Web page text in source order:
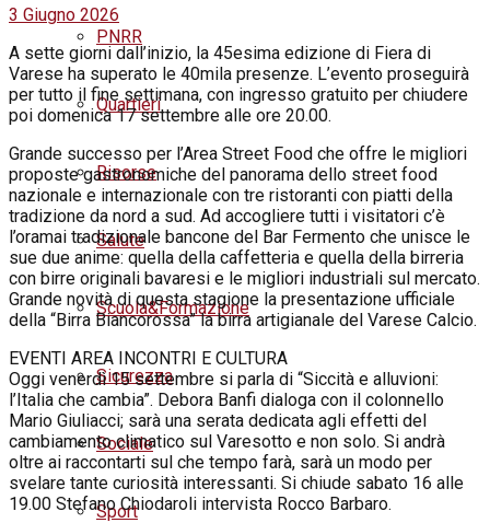
PNRR
Quartieri
Risorse
Salute
Scuola&Formazione
Sicurezza
Sociale
Sport
3 Giugno 2026
A sette giorni dall’inizio, la 45esima edizione di Fiera di
Varese ha superato le 40mila presenze. L’evento proseguirà
per tutto il fine settimana, con ingresso gratuito per chiudere
poi domenica 17 settembre alle ore 20.00.
Grande successo per l’Area Street Food che offre le migliori
proposte gastronomiche del panorama dello street food
nazionale e internazionale con tre ristoranti con piatti della
tradizione da nord a sud. Ad accogliere tutti i visitatori c’è
l’oramai tradizionale bancone del Bar Fermento che unisce le
sue due anime: quella della caffetteria e quella della birreria
con birre originali bavaresi e le migliori industriali sul mercato.
Grande novità di questa stagione la presentazione ufficiale
della “Birra Biancorossa” la birra artigianale del Varese Calcio.
EVENTI AREA INCONTRI E CULTURA
Oggi venerdì 15 settembre si parla di “Siccità e alluvioni:
l’Italia che cambia”. Debora Banfi dialoga con il colonnello
Mario Giuliacci; sarà una serata dedicata agli effetti del
cambiamento climatico sul Varesotto e non solo. Si andrà
oltre ai raccontarti sul che tempo farà, sarà un modo per
svelare tante curiosità interessanti. Si chiude sabato 16 alle
19.00 Stefano Chiodaroli intervista Rocco Barbaro.